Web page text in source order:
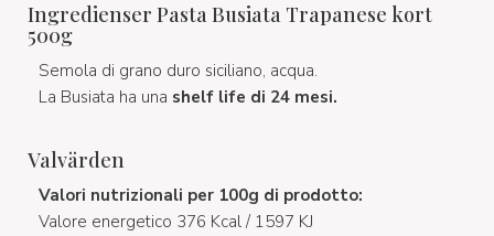
Ingredienser Pasta Busiata Trapanese kort
500g
Semola di grano duro siciliano, acqua.
La Busiata ha una shelf life di 24 mesi.
Valvärden
Valori nutrizionali per 100g di prodotto:
Valore energetico 376 Kcal / 1597 KJ